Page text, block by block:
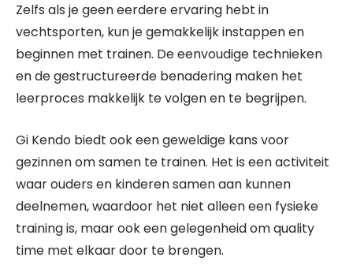
Zelfs als je geen eerdere ervaring hebt in
vechtsporten, kun je gemakkelijk instappen en
beginnen met trainen. De eenvoudige technieken
en de gestructureerde benadering maken het
leerproces makkelijk te volgen en te begrijpen.
Gi Kendo biedt ook een geweldige kans voor
gezinnen om samen te trainen. Het is een activiteit
waar ouders en kinderen samen aan kunnen
deelnemen, waardoor het niet alleen een fysieke
training is, maar ook een gelegenheid om quality
time met elkaar door te brengen.